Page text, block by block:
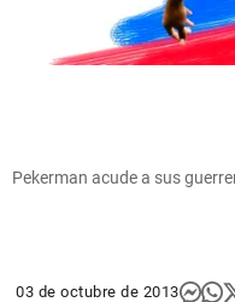
Pekerman acude a sus
03 de octubre de 2013